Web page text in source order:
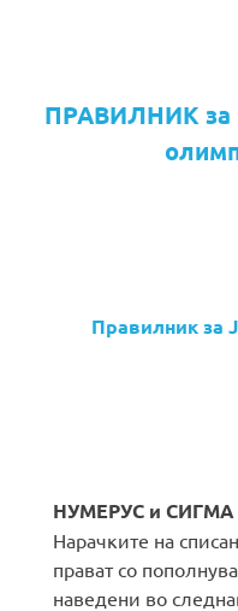
ПРАВИЛНИК за
Правилник за
НУМЕРУС и СИГМА
Нарачките на
прават со
наведени во